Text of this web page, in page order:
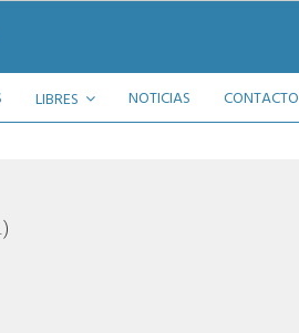
LIBRES NOTICIAS CONTACTO